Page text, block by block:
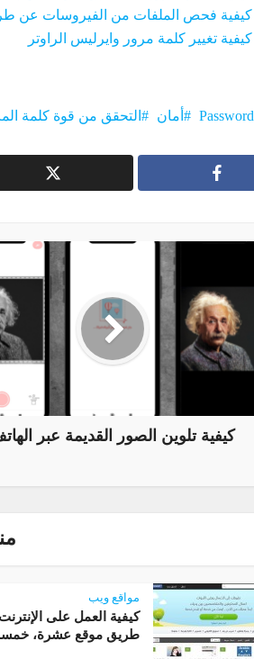
كيفية فحص الملفات من الفيروسات عن
كيفية تغيير كلمة مرور وايرليس الراوتر
Password أمان التحقق من قوة كلمة
كيفية تلوين الصور القديمة عبر
مواقع ويب
كيفية العمل على
طريق موقع عشرة،